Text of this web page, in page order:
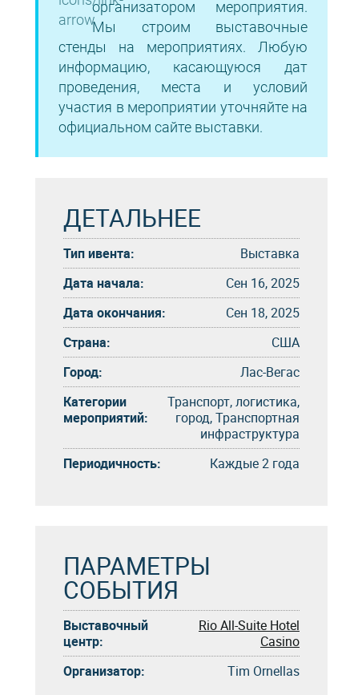
организатором мероприятия.
Мы строим выставочные
стенды на мероприятиях. Любую
информацию, касающуюся дат
проведения, места и условий
участия в мероприятии уточняйте на
официальном сайте выставки.
ДЕТАЛЬНЕЕ
Тип ивента:
Выставка
Дата начала:
Сен 16, 2025
Дата окончания:
Сен 18, 2025
Страна:
США
Город:
Лас-Вегас
Категории
мероприятий:
Транспорт, логистика,
город, Транспортная
инфраструктура
Периодичность:
Каждые 2 года
ПАРАМЕТРЫ
СОБЫТИЯ
Выставочный
центр:
Rio All-Suite Hotel
Casino
Организатор:
Tim Ornellas